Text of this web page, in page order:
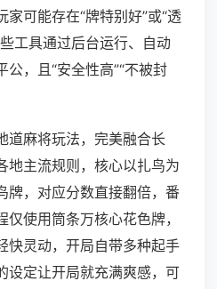
可能存在“牌特别好”或“透
工具通过后台运行、自动
，且“安全性高”“不被封
道麻将玩法，完美融合长
地主流规则，核心以扎鸟为
牌，对应分数直接翻倍，番
使用筒条万核心花色牌，
快灵动，开局自带多种起手
设定让开局就充满爽感，可